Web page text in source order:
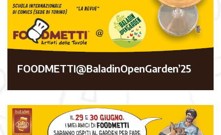
FOODMETTI@BaladinOpenGarden’25